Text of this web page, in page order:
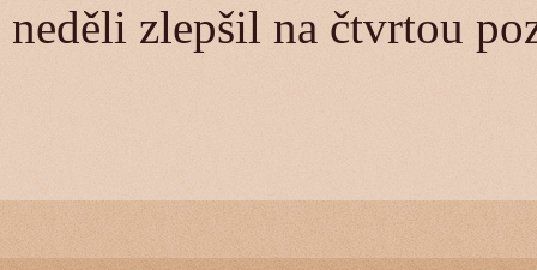
neděli zlepšil na čtvrtou